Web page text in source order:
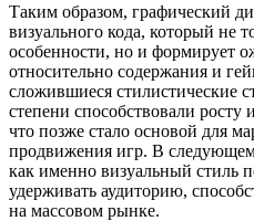
Таким образом, графический
визуального кода, который не
особенности, но и формирует
относительно содержания и
сложившиеся стилистические
степени способствовали
что позже стало основой для
продвижения игр. В следующем
как именно визуальный стиль
удерживать аудиторию,
на массовом рынке.